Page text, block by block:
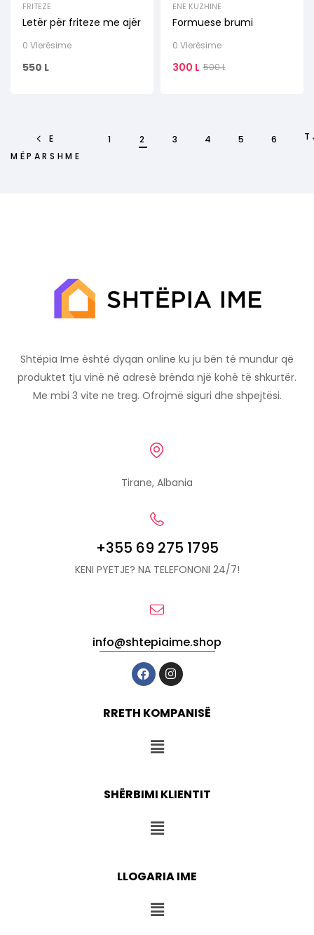
FRITEZE
Letër për friteze me ajër
0 Vlerësime
550 L
ENE KUZHINE
Formuese brumi
0 Vlerësime
500L
300 L
E
MËPARSHME
1 2 3 4 5 6
Shtëpia Ime është dyqan online ku ju bën të mundur që
produktet tju vinë në adresë brënda një kohë të shkurtër.
Me mbi 3 vite ne treg. Ofrojmë siguri dhe shpejtësi.
Tirane, Albania
+355 69 275 1795
KENI PYETJE? NA TELEFONONI 24/7!
info@shtepiaime.shop
RRETH KOMPANISË
SHËRBIMI KLIENTIT
LLOGARIA IME